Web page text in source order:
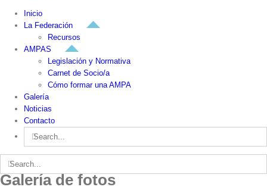
Inicio
La Federación
Recursos
AMPAS
Legislación y Normativa
Carnet de Socio/a
Cómo formar una AMPA
Galería
Noticias
Contacto
Search
for:
Search
for:
Galería de fotos